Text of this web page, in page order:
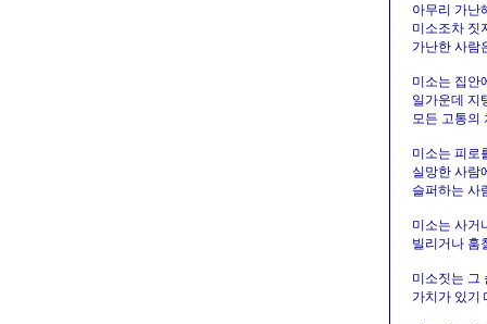
아무리 가난
미소조차 짓
가난한 사람
미소는 집안
일가운데 지
모든 고통의
미소는 피로
실망한 사람
슬퍼하는 사
미소는 사거
빌리거나 훔
미소짓는 그
가치가 있기